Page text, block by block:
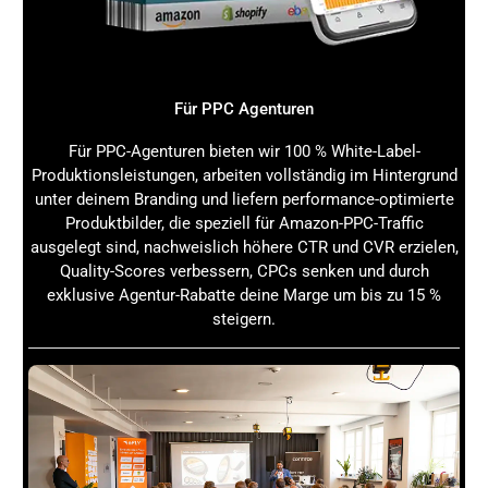
Amazon Brand Storeerfolgreich zu starten und langfristig
& Planung: Warum sich der Aufwand lohnt
Vielleicht fragst Du Dich, ob sich der Aufwand und die
Kosten für einenAmazon Brand Storewirklich lohnen.
Die Antwort ist ein klares Ja. Hier einige Gründe, warum
Amazon Brand Storeein unverzichtbares Tool für
Deinen Markenauftritt auf Amazon ist:
Markenaufbau und Branding:Du präsentierst Deine
Marke in einem eigenen, professionellen Umfeld.
Bilder, Videos und Storytelling.
Kundenbindung:
Kunden bleiben länger auf Deiner
Seite und entdecken mehr Produkte.
Cross-Selling und Upselling:Du kannst gezielt
verwandte Produkte empfehlen.
Für PPC Agenturen
Für PPC-Agenturen bieten wir 100 % White-Label-
Produktionsleistungen, arbeiten vollständig im Hintergrund
unter deinem Branding und liefern performance-optimierte
Produktbilder, die speziell für Amazon-PPC-Traffic
ausgelegt sind, nachweislich höhere CTR und CVR erzielen,
Quality-Scores verbessern, CPCs senken und durch
exklusive Agentur-Rabatte deine Marge um bis zu 15 %
steigern.